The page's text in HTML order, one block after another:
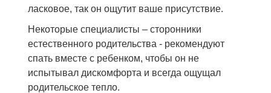
ласковое, так он ощутит ваше присутствие.
Некоторые специалисты – сторонники
естественного родительства - рекомендуют
спать вместе с ребенком, чтобы он не
испытывал дискомфорта и всегда ощущал
родительское тепло.